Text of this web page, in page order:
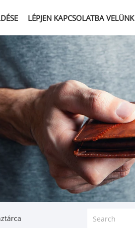
LÉPJEN KAPCSOLATBA VELÜNK